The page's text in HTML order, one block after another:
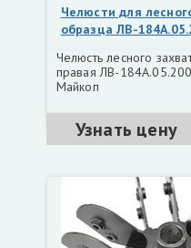
Челюсти для
образца ЛВ-
Челюсть лесного
правая ЛВ-
Майкоп
Узнать цену